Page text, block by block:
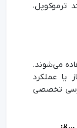
ترموکوپل،
می‌شوند.
یا عملکرد
تخصصی